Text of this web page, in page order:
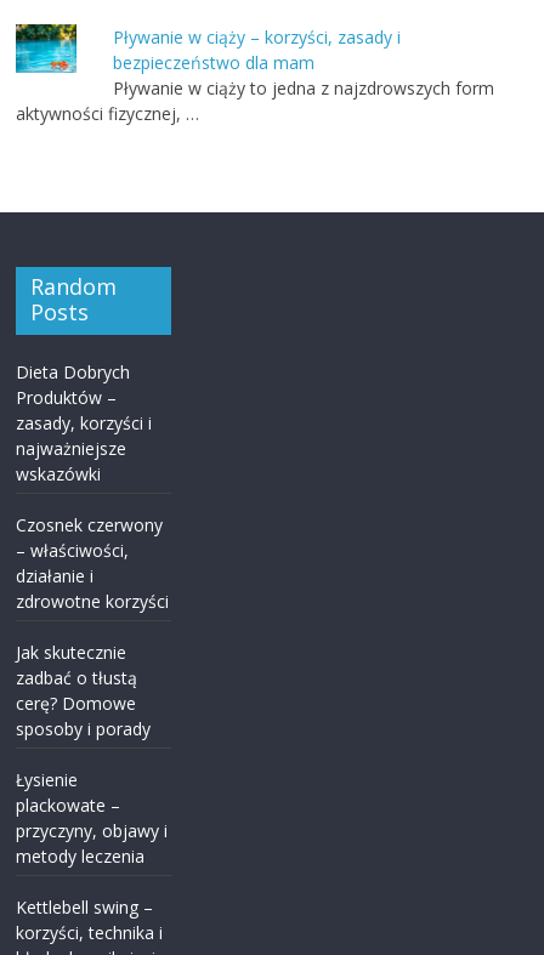
Pływanie w ciąży – korzyści, zasady i
bezpieczeństwo dla mam
Pływanie w ciąży to jedna z najzdrowszych form
aktywności fizycznej, …
Random
Posts
Dieta Dobrych
Produktów –
zasady, korzyści i
najważniejsze
wskazówki
Czosnek czerwony
– właściwości,
działanie i
zdrowotne korzyści
Jak skutecznie
zadbać o tłustą
cerę? Domowe
sposoby i porady
Łysienie
plackowate –
przyczyny, objawy i
metody leczenia
Kettlebell swing –
korzyści, technika i